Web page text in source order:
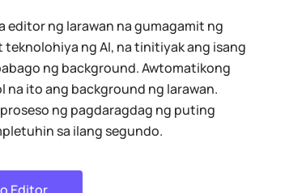
editor ng larawan na gumagamit ng
ng AI, na tinitiyak ang isang
ng background. Awtomatikong
ito ang background ng larawan.
ng pagdaragdag ng puting
sa ilang segundo.
Editor